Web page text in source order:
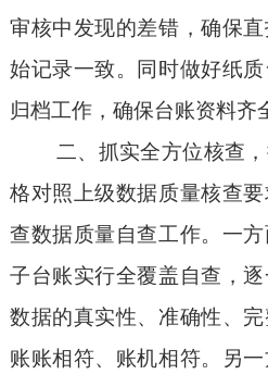
审核中发现的差错 ，确保
始记录一致。同时做好纸质
归档工作，确保台账资料齐
二、抓实全方位核查，
格对照上级数据质量核查
查数据质量自查工作。一
子台账实行全覆盖自查，逐
数据的真实性、准确性、
账账相符、账机相符。另一